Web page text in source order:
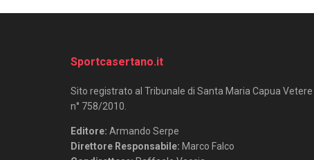
Sportcasertano.it
Sito registrato al Tribunale di Santa Maria Capua Vetere
n° 758/2010.
Editore: Armando Serpe
Direttore Responsabile: Marco Falco